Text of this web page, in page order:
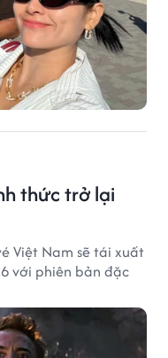
thức trở lại
Việt Nam sẽ tái xuất
với phiên bản đặc